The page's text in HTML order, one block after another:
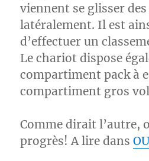
viennent se glisser
latéralement. Il est
d’effectuer un
Le chariot dispose
compartiment pack à
compartiment gros
Comme dirait l’autre,
progrès! A lire dans